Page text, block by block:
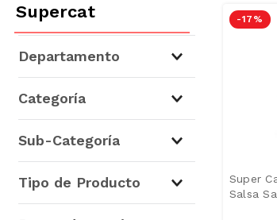
Supercat
Departamento
Categoría
Sub-Categoría
Gatos
9 )
Tipo de Producto
-17 %
Super
Salsa